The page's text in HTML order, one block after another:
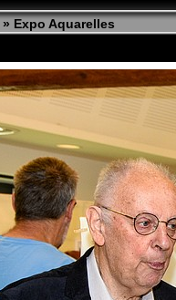
» Expo Aquarelles